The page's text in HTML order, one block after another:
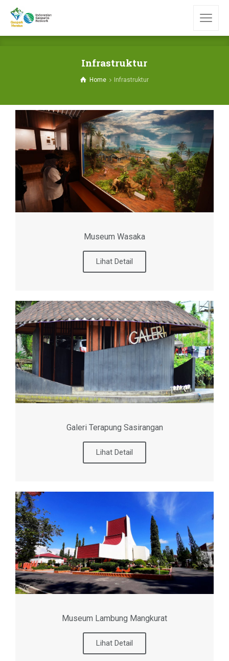
Infrastruktur
Home Infrastruktur
Museum Wasaka
Lihat Detail
Galeri Terapung Sasirangan
Lihat Detail
Museum Lambung Mangkurat
Lihat Detail